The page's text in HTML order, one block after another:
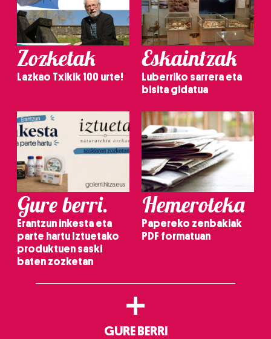
Zozketak
Lazkao Txikik 100 urte!
Eskaintzak
Luberriko sarrera eta
bisita gidatua
Gure berri.
Erantzun inkesta eta
parte hartu Iztuetako
produktuen saski
baten zozketan
Hemeroteka
Papereko zenbakiak
PDF formatuan
+
GURE BERRI